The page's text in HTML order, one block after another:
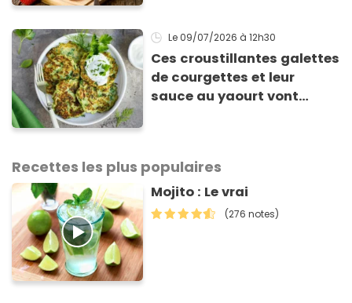
Le 09/07/2026 à 12h30
Ces croustillantes galettes
de courgettes et leur
sauce au yaourt vont
Recettes les plus populaires
Mojito : Le vrai
(276 notes)